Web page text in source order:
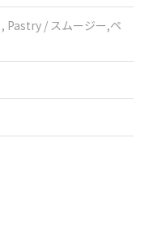
Pastry / スムージー,ペ